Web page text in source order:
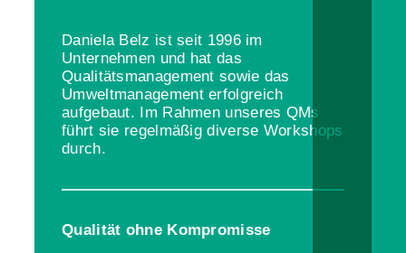
Daniela Belz ist seit 1996 im
Unternehmen und hat das
Qualitätsmanagement sowie das
Umweltmanagement erfolgreich
aufgebaut. Im Rahmen unseres QMs
führt sie regelmäßig diverse Workshops
durch.
Qualität ohne Kompromisse